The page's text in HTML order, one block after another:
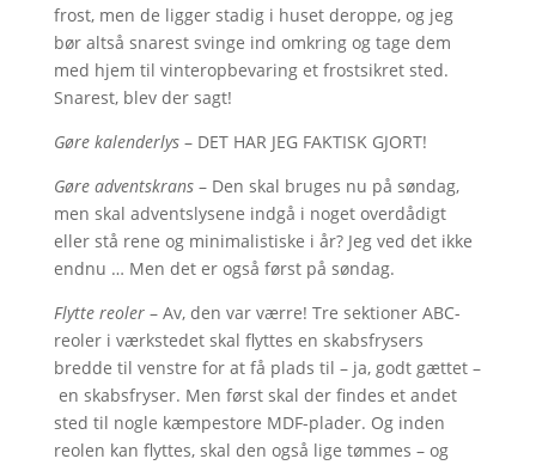
frost, men de ligger stadig i huset deroppe, og jeg
bør altså snarest svinge ind omkring og tage dem
med hjem til vinteropbevaring et frostsikret sted.
Snarest, blev der sagt!
Gøre kalenderlys– DET HAR JEG FAKTISK GJORT!
Gøre adventskrans– Den skal bruges nu på søndag,
men skal adventslysene indgå i noget overdådigt
eller stå rene og minimalistiske i år? Jeg ved det ikke
endnu … Men det er også først på søndag.
Flytte reoler– Av, den var værre! Tre sektioner ABC-
reoler i værkstedet skal flyttes en skabsfrysers
bredde til venstre for at få plads til – ja, godt gættet –
en skabsfryser. Men først skal der findes et andet
sted til nogle kæmpestore MDF-plader. Og inden
reolen kan flyttes, skal den også lige tømmes – og